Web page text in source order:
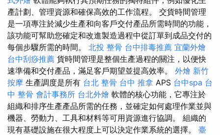
產計劃、管理資源和確保高效的工作流程。 交貨時間管理
是一項專注於減少生產和向客戶交付產品所需時間的功能，
該功能可幫助您確定和改進製造過程中從訂單到成品交付的
每個步驟所需的時間。 北投 整骨 台中排毒推薦 宜蘭外燴
台中刮痧推薦 貨時間管理是整個生產過程的關注，以便快
速準備和交付產品，滿足客戶期望並提高效率。 外燴 新竹
按摩 生產調度是所有 台北 整骨 台中 推拿 APS 台中spa 台
中 整骨 會計事務所 台北外燴 軟體的核心功能，它專注於
組織和排序生產產品所需的任務，並確定如何處理作業並與
機器、勞動力、工具和材料等可用資源進行協調。 組織的
現有基礎設施在很大程度上可以決定作業系統的選擇。 臺